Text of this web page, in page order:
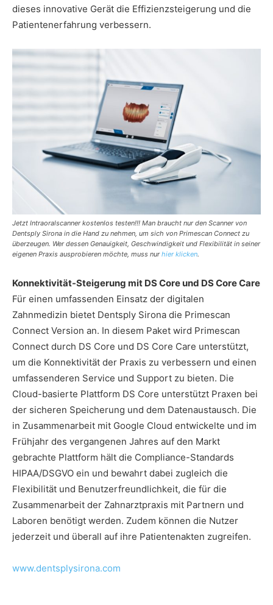
dieses innovative Gerät die Effizienzsteigerung und die
Patientenerfahrung verbessern.
Jetzt Intraoralscanner kostenlos testen!!! Man braucht nur den Scanner von
Dentsply Sirona in die Hand zu nehmen, um sich von Primescan Connect zu
überzeugen. Wer dessen Genauigkeit, Geschwindigkeit und Flexibilität in seiner
eigenen Praxis ausprobieren möchte, muss nurhier klicken.
Konnektivität-Steigerung mit DS Core und DS Core Care
Für einen umfassenden Einsatz der digitalen
Zahnmedizin bietet Dentsply Sirona die Primescan
Connect Version an. In diesem Paket wird Primescan
Connect durch DS Core und DS Core Care unterstützt,
um die Konnektivität der Praxis zu verbessern und einen
umfassenderen Service und Support zu bieten. Die
Cloud-basierte Plattform DS Core unterstützt Praxen bei
der sicheren Speicherung und dem Datenaustausch. Die
in Zusammenarbeit mit Google Cloud entwickelte und im
Frühjahr des vergangenen Jahres auf den Markt
gebrachte Plattform hält die Compliance-Standards
HIPAA/DSGVO ein und bewahrt dabei zugleich die
Flexibilität und Benutzerfreundlichkeit, die für die
Zusammenarbeit der Zahnarztpraxis mit Partnern und
Laboren benötigt werden. Zudem können die Nutzer
jederzeit und überall auf ihre Patientenakten zugreifen.
www.dentsplysirona.com